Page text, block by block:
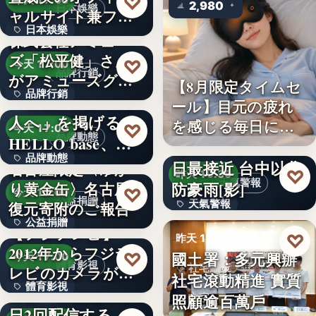
日本娛樂
日本娛樂
730円
ャルサイト兼フ
ァ…
品牌行銷
今天 17:00
品牌行銷
1,200億円
株式会社アミュー
ズ「松平健」さん
がアミューズグル
ープ ス…
♡
品牌動態
今天 17:00
品牌動態
文字
「社長に買われる
人へ」を掲げる
HELLO base、創
業…
♡
公益捐贈
今天 17:00
公益捐贈
4,550,085
名古屋限定〈ゆか
り黄金缶〉名古屋城
復元寄附のご報告
♡
體育影視
今天 17:00
體育影視
【フジテレビ】
2012年からフジテ
レビのカメラが追
い続け…
♡
俳優・高橋健介が1
2,980
【8月限定タイムセ
ール】目元の疲れ
を感じる毎日に。3
段階…
天氣警報
昨天 19:36
天氣警報
文字
颱風白海豚8日及9
日最接近 台中以北
防豪雨[影]
♡
昨天 19:26
社宅政策
文字
國土署：多元興辦
社宅滾動精進 實質
照顧逾百萬戶
♡